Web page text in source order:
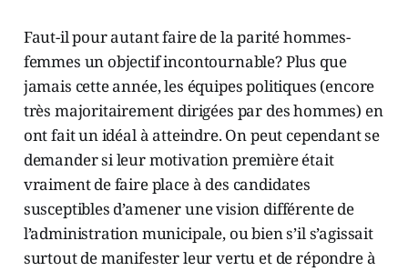
Faut-il pour autant faire de la parité hommes-
femmes un objectif incontournable? Plus que
jamais cette année, les équipes politiques (encore
très majoritairement dirigées par des hommes) en
ont fait un idéal à atteindre. On peut cependant se
demander si leur motivation première était
vraiment de faire place à des candidates
susceptibles d’amener une vision différente de
l’administration municipale, ou bien s’il s’agissait
surtout de manifester leur vertu et de répondre à